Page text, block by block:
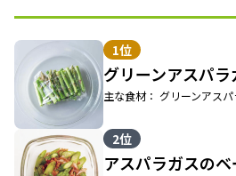
1位
グリーンアスパ
主な食材： グリーンアスパ
2位
アスパラガスの